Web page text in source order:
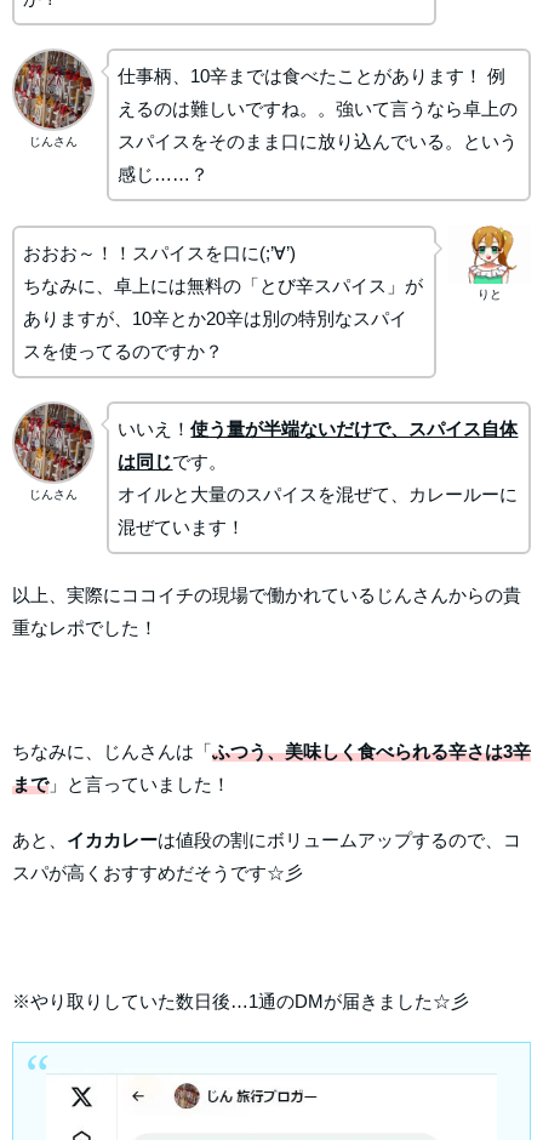
じんさん
仕事柄、10辛までは食べたことがあります！ 例
えるのは難しいですね。。強いて言うなら卓上の
スパイスをそのまま口に放り込んでいる。という
感じ……？
りと
おおお～！！スパイスを口に(;’∀’)
ちなみに、卓上には無料の「とび辛スパイス」が
ありますが、10辛とか20辛は別の特別なスパイ
スを使ってるのですか？
じんさん
いいえ！使う量が半端ないだけで、スパイス自体
は同じです。
オイルと大量のスパイスを混ぜて、カレールーに
混ぜています！
以上、実際にココイチの現場で働かれているじんさんからの貴
重なレポでした！
ちなみに、じんさんは「ふつう、美味しく食べられる辛さは3辛
まで」と言っていました！
あと、 イカカレーは値段の割にボリュームアップするので、コ
スパが高くおすすめだそうです☆彡
※やり取りしていた数日後…1通のDMが届きました☆彡